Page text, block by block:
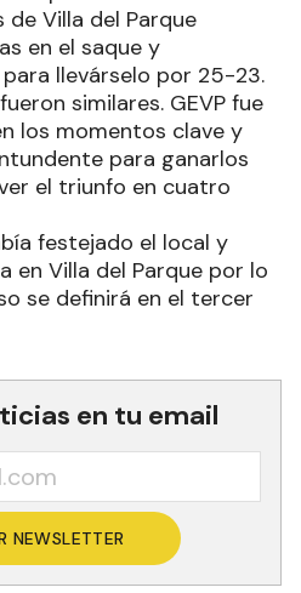
de Villa del Parque
en el saque y
llevárselo por 25-23.
similares. GEVP fue
los momentos clave y
para ganarlos
el triunfo en cuatro
festejado el local y
en Villa del Parque por lo
se definirá en el tercer
en tu email
NEWSLETTER